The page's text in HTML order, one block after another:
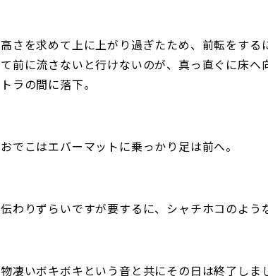
高さを求めて上に上がり過ぎたため、前転をする
て前に流さないと行けないのが、真っ直ぐに床へ
トラの間に落下。
おでこはエバーマットに乗っかり足は前へ。
伝わりずらいですが要するに、シャチホコのよう
物凄いボキボキという音と共にその日は終了しま